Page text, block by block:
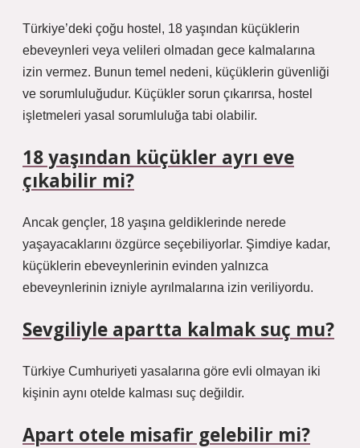
Türkiye’deki çoğu hostel, 18 yaşından küçüklerin
ebeveynleri veya velileri olmadan gece kalmalarına
izin vermez. Bunun temel nedeni, küçüklerin güvenliği
ve sorumluluğudur. Küçükler sorun çıkarırsa, hostel
işletmeleri yasal sorumluluğa tabi olabilir.
18 yaşından küçükler ayrı eve
çıkabilir mi?
Ancak gençler, 18 yaşına geldiklerinde nerede
yaşayacaklarını özgürce seçebiliyorlar. Şimdiye kadar,
küçüklerin ebeveynlerinin evinden yalnızca
ebeveynlerinin izniyle ayrılmalarına izin veriliyordu.
Sevgiliyle apartta kalmak suç mu?
Türkiye Cumhuriyeti yasalarına göre evli olmayan iki
kişinin aynı otelde kalması suç değildir.
Apart otele misafir gelebilir mi?